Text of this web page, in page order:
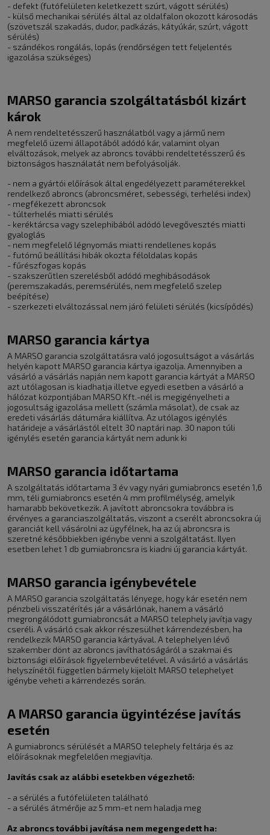
- defekt (futófelületen keletkezett szúrt, vágott sérülés)
- külső mechanikai sérülés által az oldalfalon okozott károsodás
(szövetszál szakadás, dudor, padkázás, kátyúkár, szúrt, vágott
sérülés)
- szándékos rongálás, lopás (rendőrségen tett feljelentés
igazolása szükséges)
MARSO garancia szolgáltatásból kizárt
károk
A nem rendeltetésszerű használatból vagy a jármű nem
megfelelő üzemi állapotából adódó kár, valamint olyan
elváltozások, melyek az abroncs további rendeltetésszerű és
biztonságos használatát nem befolyásolják.
- nem a gyártói előírások által engedélyezett paraméterekkel
rendelkező abroncs (abroncsméret, sebességi, terhelési index)
- megfékezett abroncsok
- túlterhelés miatti sérülés
- keréktárcsa vagy szelephibából adódó levegővesztés miatti
gyaloglás
- nem megfelelő légnyomás miatti rendellenes kopás
- futómű beállítási hibák okozta féloldalas kopás
- fűrészfogas kopás
- szakszerűtlen szerelésből adódó meghibásodások
(peremszakadás, peremsérülés, nem megfelelő szelep
beépítése)
- szerkezeti elváltozással nem járó felületi sérülés (kicsípődés)
MARSO garancia kártya
A MARSO garancia szolgáltatásra való jogosultságot a vásárlás
helyén kapott MARSO garancia kártya igazolja. Amennyiben a
vásárló a vásárlás napján nem kapott garancia kártyát a MARSO
azt utólagosan is kiadhatja illetve egyedi esetben a vásárló a
hálózat központjában MARSO Kft.-nél is megigényelheti a
jogosultság igazolása mellett (számla másolat), de csak az
eredeti vásárlás dátumára kiállítva. Az utólagos igénylés
határideje a vásárlástól eltelt 30 naptári nap. 30 napon túli
igénylés esetén garancia kártyát nem adunk ki
MARSO garancia időtartama
A szolgáltatás időtartama 3 év vagy nyári gumiabroncs esetén 1,6
mm, téli gumiabroncs esetén 4 mm profilmélység, amelyik
hamarabb bekövetkezik. A javított abroncsokra továbbra is
érvényes a garanciaszolgáltatás, viszont a cserélt abroncsokra új
garanciát kell vásárolni az ügyfélnek, ha az új abroncsra is
szeretné későbbiekben igénybe venni a szolgáltatást. Ilyen
esetben lehet 1 db gumiabroncsra is kiadni új garancia kártyát.
MARSO garancia igénybevétele
A MARSO garancia szolgáltatás lényege, hogy kár esetén nem
pénzbeli visszatérítés jár a vásárlónak, hanem a vásárló
megrongálódott gumiabroncsát a MARSO telephely javítja vagy
cseréli. A vásárló csak akkor részesülhet kárrendezésben, ha
rendelkezik MARSO garancia kártyával. A telephelyen lévő
szakember dönt az abroncs javíthatóságáról a szakmai és
biztonsági előírások figyelembevételével. A vásárló a vásárlás
helyszínétől független bármely kijelölt MARSO telephelyet
igénybe veheti a kárrendezés során.
A MARSO garancia ügyintézése javítás
esetén
A gumiabroncs sérülését a MARSO telephely feltárja és az
előírásoknak megfelelően megjavítja.
Javítás csak az alábbi esetekben végezhető:
- a sérülés a futófelületen található
- a sérülés átmérője az 5 mm-et nem haladja meg
Az abroncs további javítása nem megengedett ha: